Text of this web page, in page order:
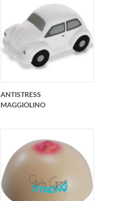
Antistress pallone
football con
apribottiglie
personalizzato O 70
Antistress
ANTISTRESS
MAGGIOLINO